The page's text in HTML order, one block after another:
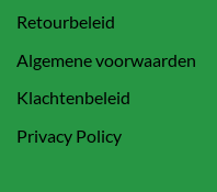
Retourbeleid
Algemene voorwaarden
Klachtenbeleid
Privacy Policy